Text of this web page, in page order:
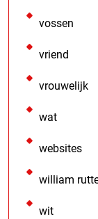
vossen
vriend
vrouwelijk
wat
websites
william
wit